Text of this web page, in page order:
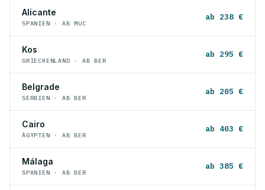
Alicante
SPANIEN · AB MUC
ab 238 €
Kos
GRIECHENLAND · AB BER
ab 295 €
Belgrade
SERBIEN · AB BER
ab 205 €
Cairo
ÄGYPTEN · AB BER
ab 403 €
Málaga
SPANIEN · AB BER
ab 385 €